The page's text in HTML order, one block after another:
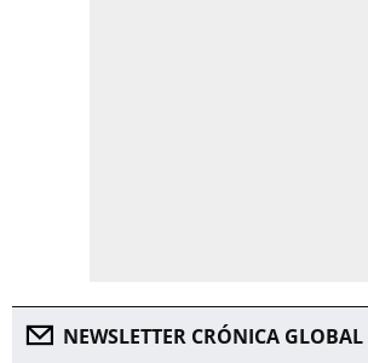
NEWSLETTER CRÓNICA GLOBAL